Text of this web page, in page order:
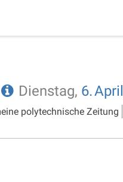
Dienstag, 6.April
polytechnische Zeitung